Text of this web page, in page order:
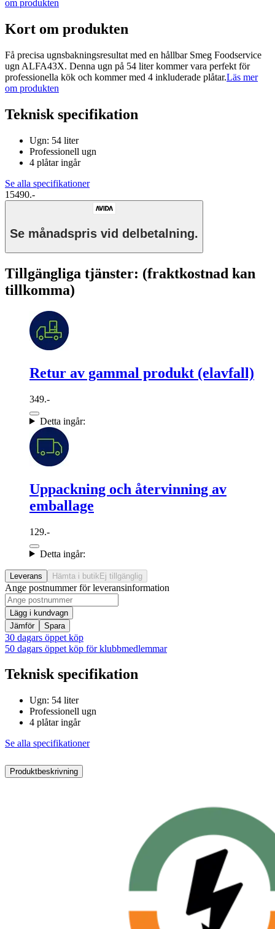
om produkten
Kort om produkten
Få precisa ugnsbakningsresultat med en hållbar Smeg Foodservice
ugn ALFA43X. Denna ugn på 54 liter kommer vara perfekt för
professionella kök och kommer med 4 inkluderade plåtar.Läs mer
om produkten
Teknisk specifikation
Ugn: 54 liter
Professionell ugn
4 plåtar ingår
Se alla specifikationer
15490.-
Se månadspris vid delbetalning.
Tillgängliga tjänster: (fraktkostnad kan
tillkomma)
Retur av gammal produkt (elavfall)
349.-
Detta ingår:
Uppackning och återvinning av
emballage
129.-
Detta ingår:
Leverans Hämta i butikEj tillgänglig
Ange postnummer för leveransinformation
Lägg i kundvagn
Jämför
Spara
30 dagars öppet köp
50 dagars öppet köp för klubbmedlemmar
Teknisk specifikation
Ugn: 54 liter
Professionell ugn
4 plåtar ingår
Se alla specifikationer
Produktbeskrivning